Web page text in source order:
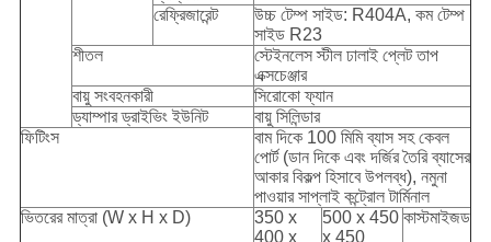
রেফ্রিজারেন্ট
উচ্চ টেম্প সাইড: R404A, কম টেম্প
সাইড R23
শীতল
স্টেইনলেস স্টীল ঢালাই প্লেট তাপ
এক্সচেঞ্জার
বায়ু সংবহনকারী
সিরোকো ফ্যান
ড্যাম্পার ড্রাইভিং ইউনিট
বায়ু সিলিন্ডার
ফিটিংস
বাম দিকে 100 মিমি ব্যাস সহ কেবল
পোর্ট (ডান দিকে এবং দর্জির তৈরি ব্যাসের
আকার বিকল্প হিসাবে উপলব্ধ), নমুনা
পাওয়ার সাপ্লাই কন্ট্রোল টার্মিনাল
ভিতরের মাত্রা (W x H x D)
350 x
400 x
500 x 450
x 450
কাস্টমাইজড